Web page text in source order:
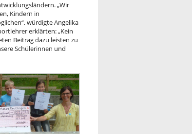
„Wir
Kindern in
würdigte Angelika
erklärten: „Kein
Beitrag dazu leisten zu
Schülerinnen und